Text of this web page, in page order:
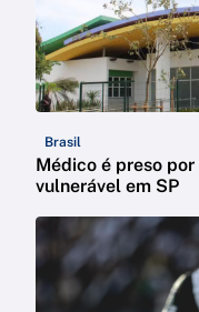
Brasil
Médico é preso
vulnerável em SP